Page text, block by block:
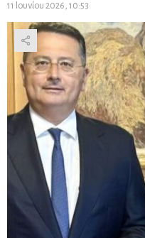
11 Ιουνίου 2026, 10:53